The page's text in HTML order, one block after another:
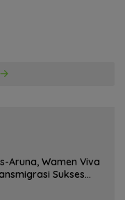
Aruna, Wamen Viva
Sukses